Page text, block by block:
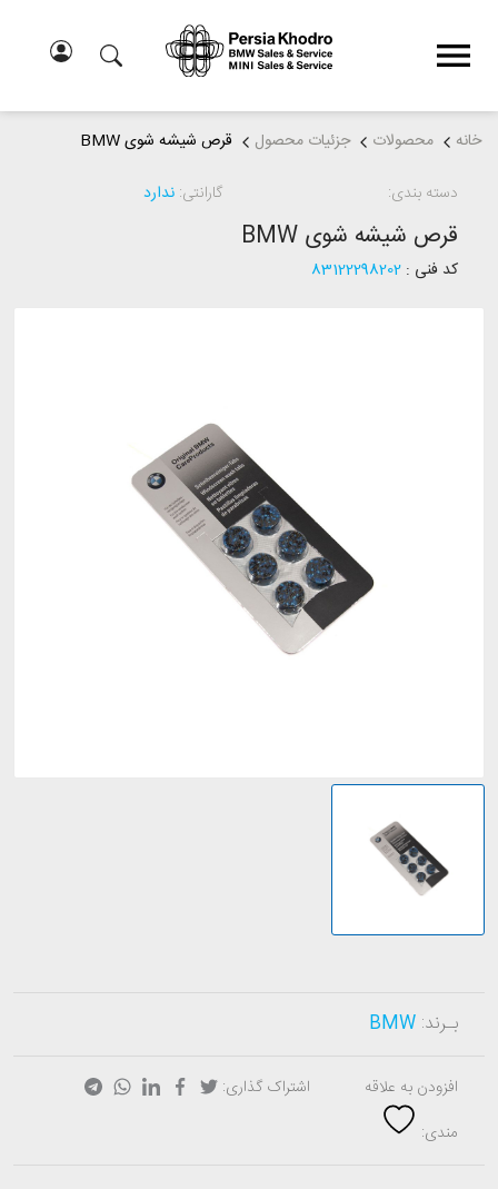
خانه محصولات جزئیات محصول
قرص شیشه شوی BMW
دسته بندی:
گارانتی: ندارد
قرص شیشه شوی BMW
کد فنی : 83122298202
بـرند: BMW
افزودن به علاقه
مندی:
اشتراک گذاری: